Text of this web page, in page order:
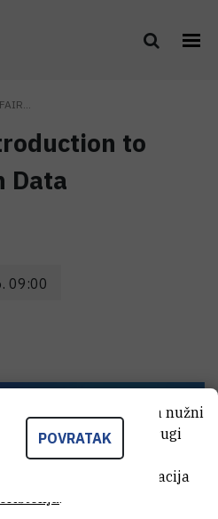
to
Data
09:00
POVRATAK
Neki od tih kolačića nužni
stranice, dok se drugi
stranice radi
Za više informacija